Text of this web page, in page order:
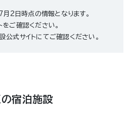
2日時点の情報となります。
ご確認ください。
式サイトにてご確認ください。
の宿泊施設